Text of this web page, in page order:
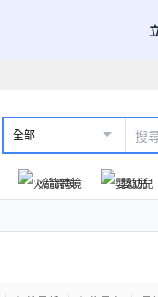
全部
火箭跨境 嬰幼兒